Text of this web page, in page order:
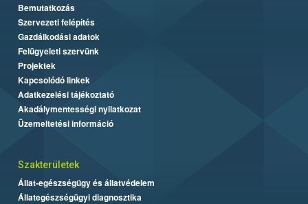
Bemutatkozás
Szervezeti felépítés
Gazdálkodási adatok
Felügyeleti szervünk
Projektek
Kapcsolódó linkek
Adatkezelési tájékoztató
Akadálymentességi nyilatkozat
Üzemeltetési információ
Szakterületek
Állat-egészségügy és állatvédelem
Állategészségügyi diagnosztika